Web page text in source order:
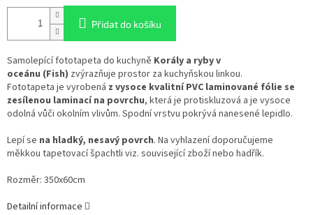
Přidat do košíku
Samolepící fototapeta do kuchyně Korály a ryby v
oceánu (Fish) zvýrazňuje prostor za kuchyňskou linkou.
Fototapeta je vyrobená z vysoce kvalitní PVC laminované fólie se
zesílenou laminací na povrchu, která je protiskluzová a je vysoce
odolná vůči okolním vlivům. Spodní vrstvu pokrývá nanesené lepidlo.
Lepí se na hladký, nesavý povrch. Na vyhlazení doporučujeme
měkkou tapetovací špachtli viz. související zboží nebo hadřík.
Rozměr: 350x60cm
Detailní informace